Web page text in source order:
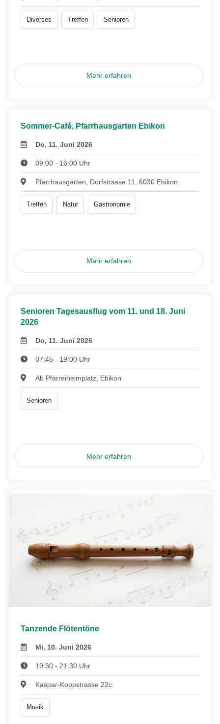
Diverses Treffen Senioren
Mehr erfahren
Sommer-Café, Pfarrhausgarten Ebikon
Do, 11. Juni 2026
09:00 - 16:00 Uhr
Pfarrhausgarten, Dorfstrasse 11, 6030 Ebikon
Treffen Natur Gastronomie
Mehr erfahren
Senioren Tagesausflug vom 11. und 18. Juni
2026
Do, 11. Juni 2026
07:45 - 19:00 Uhr
Ab Pfarreiheimplatz, Ebikon
Senioren
Mehr erfahren
Tanzende Flötentöne
Mi, 10. Juni 2026
19:30 - 21:30 Uhr
Kaspar-Koppstrasse 22c
Musik